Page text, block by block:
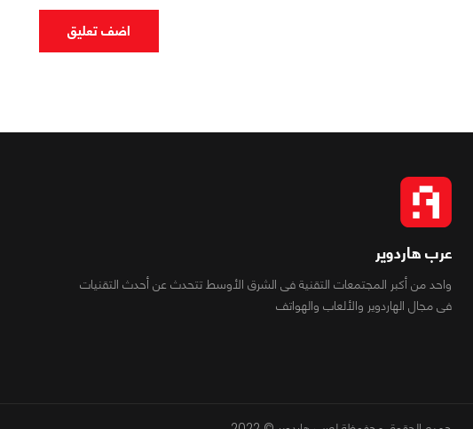
اضف تعليق
عرب هاردوير
واحد من أكبر المجتمعات التقنية فى الشرق الأوسط تتحدث عن أحدث التقنيات
فى مجال الهاردوير والألعاب والهواتف